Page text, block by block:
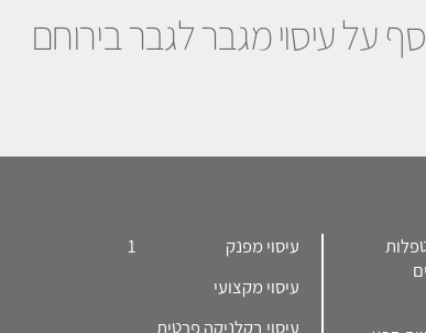
על עיסוי מגבר לגבר בירוחם
עיסוי מפנק
עיסוי מקצועי
עיסוי בקלניקה פרטית
1